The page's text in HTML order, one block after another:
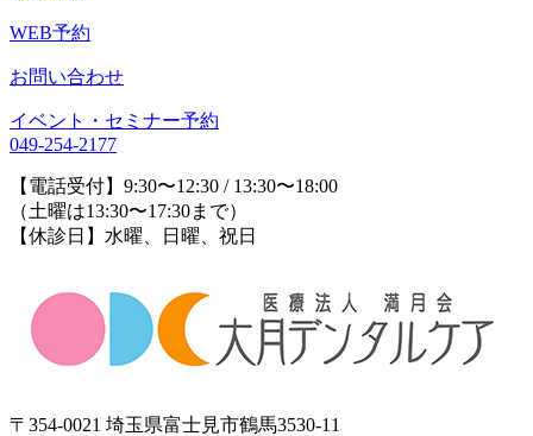
WEB予約
お問い合わせ
イベント・セミナー予約
049-254-2177
【電話受付】9:30〜12:30 / 13:30〜18:00
（土曜は13:30〜17:30まで）
【休診日】水曜、日曜、祝日
〒354-0021 埼玉県富士見市鶴馬3530-11